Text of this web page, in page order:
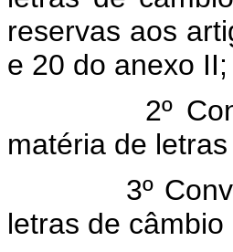
reservas aos
e 20 do anexo II;
2º
matéria de
3º
letras de